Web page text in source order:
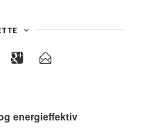
energieffektiv